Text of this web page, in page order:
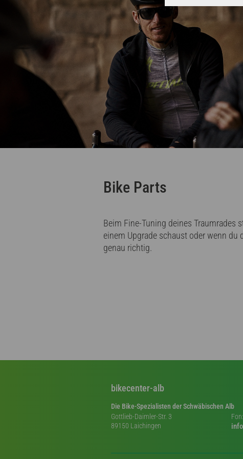
Bike Parts
Beim Fine-Tuning deines Traumrades
einem Upgrade schaust oder wenn
genau richtig.
bikecenter-alb
Die Bike-Spezialisten der Schwäbischen Alb
Gottlieb-Daimler-Str. 3
89150 Laichingen